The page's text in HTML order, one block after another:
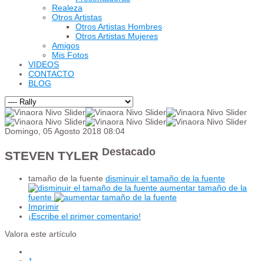
Realeza
Otros Artistas
Otros Artistas Hombres
Otros Artistas Mujeres
Amigos
Mis Fotos
VIDEOS
CONTACTO
BLOG
Domingo, 05 Agosto 2018 08:04
STEVEN TYLER Destacado
tamaño de la fuente disminuir el tamaño de la fuente
aumentar tamaño de la
fuente
Imprimir
¡Escribe el primer comentario!
Valora este artículo